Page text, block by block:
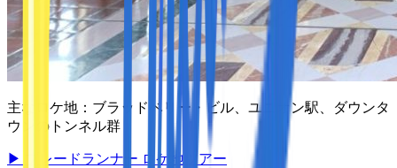
主なロケ地： ブラッドベリー・ビル、ユニオン駅、ダウンタ
ウンのトンネル群
▶ ブレードランナー ロケ地ツアー